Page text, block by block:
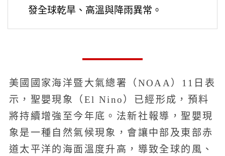
發全球乾旱、高溫與降雨異常。
美國國家海洋暨大氣總署（NOAA）11日表
示，聖嬰現象（El Nino）已經形成，預料
將持續增強至今年底。法新社報導，聖嬰現
象是一種自然氣候現象，會讓中部及東部赤
道太平洋的海面溫度升高，導致全球的風、